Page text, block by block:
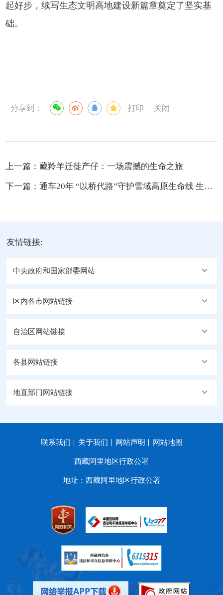
起好步，续写生态文明高地建设新篇章奠定了坚实基
础。
分享到： 打印 关闭
上一篇：藏羚羊迁徙产仔：一场震撼的生命之旅
下一篇： 通车20年 “以桥代路”守护雪域高原生命线 生态线
友情链接:
中央政府和国家部委网站
区内各市网站链接
自治区网站链接
各县网站链接
地直部门网站链接
联系我们 关于我们 网站声明 网站地图
西藏阿里地区行政公署
地址：西藏阿里地区行政公署